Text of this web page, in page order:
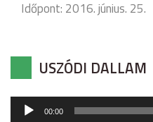
Időpont: 2016. június. 25.
USZÓDI DALLAM
Audió
00:00